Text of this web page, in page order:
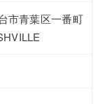
市青葉区一番町